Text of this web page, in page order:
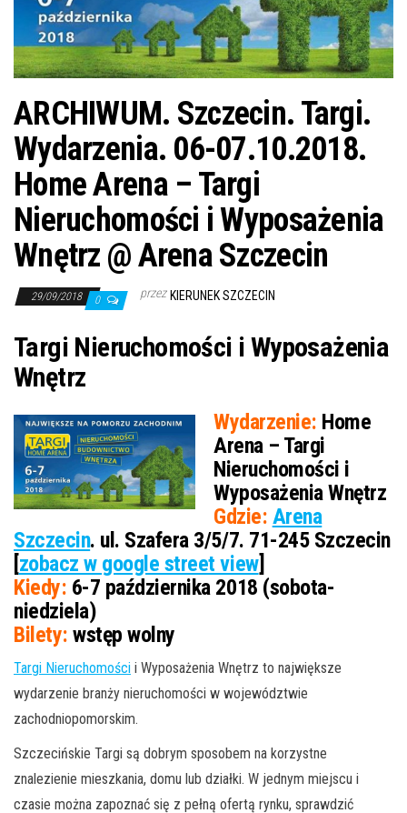
ę
ARCHIWUM. Szczecin. Targi.
Wydarzenia. 06-07.10.2018.
Home Arena – Targi
Nieruchomości i Wyposażenia
Wnętrz @ Arena Szczecin
29/09/2018 0 przez KIERUNEK SZCZECIN
Targi Nieruchomości i Wyposażenia
Wnętrz
Wydarzenie: Home
Arena – Targi
Nieruchomości i
Wyposażenia Wnętrz
Gdzie: Arena
Szczecin. ul. Szafera 3/5/7. 71-245 Szczecin
[zobacz w google street view]
Kiedy: 6-7 października 2018 (sobota-
niedziela)
Bilety: wstęp wolny
Targi Nieruchomości i Wyposażenia Wnętrz to największe
wydarzenie branży nieruchomości w województwie
zachodniopomorskim.
Szczecińskie Targi są dobrym sposobem na korzystne
znalezienie mieszkania, domu lub działki. W jednym miejscu i
czasie można zapoznać się z pełną ofertą rynku, sprawdzić